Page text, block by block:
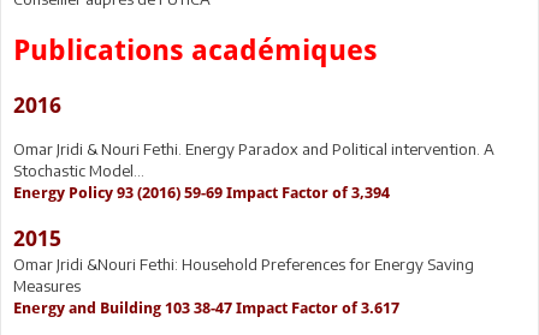
Publications académiques
2016
Omar Jridi & Nouri Fethi. Energy Paradox and Political intervention. A
Stochastic Model…
Energy Policy 93 (2016) 59-69 Impact Factor of 3,394
2015
Omar Jridi &Nouri Fethi: Household Preferences for Energy Saving
Measures
Energy and Building 103 38-47 Impact Factor of 3.617